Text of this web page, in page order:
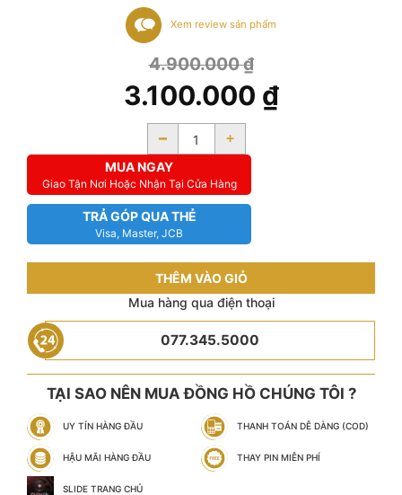
Xem review sản phẩm
4.900.000₫
3.100.000 ₫
- +
MUA NGAY
Giao Tận Nơi Hoặc Nhận Tại Cửa Hàng
TRẢ GÓP QUA THẺ
Visa, Master, JCB
THÊM VÀO GIỎ
Mua hàng qua điện thoại
077.345.5000
TẠI SAO NÊN MUA ĐỒNG HỒ CHÚNG TÔI ?
UY TÍN HÀNG ĐẦU THANH TOÁN DỄ DÀNG (COD)
HẬU MÃI HÀNG ĐẦU THAY PIN MIỄN PHÍ
SLIDE TRANG CHỦ